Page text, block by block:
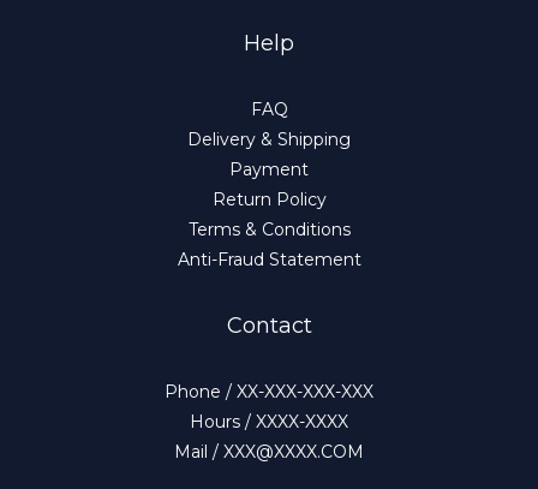
Help
FAQ
Delivery & Shipping
Payment
Return Policy
Terms & Conditions
Anti-Fraud Statement
Contact
Phone / XX-XXX-XXX-XXX
Hours / XXXX-XXXX
Mail / XXX@XXXX.COM